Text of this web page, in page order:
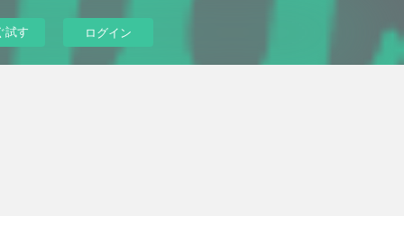
試す ログイン